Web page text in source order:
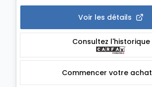
Voir les détails
Consultez l'historique
Commencer votre achat